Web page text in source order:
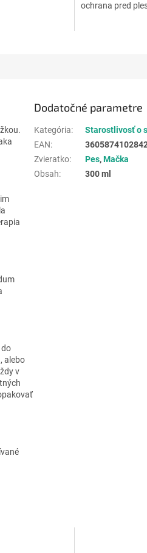
ochrana pred
do
alebo
v
Dodatočné parametre
Kategória:
Starostlivosť o
EAN:
Zvieratko: Pes,Mačka
Obsah: 300 ml